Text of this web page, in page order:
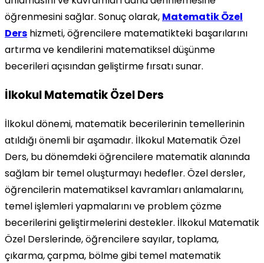
öğrenmesini sağlar. Sonuç olarak, Matematik Özel
Ders hizmeti, öğrencilere matematikteki başarılarını
artırma ve kendilerini matematiksel düşünme
becerileri açısından geliştirme fırsatı sunar.
İlkokul Matematik Özel Ders
İlkokul dönemi, matematik becerilerinin temellerinin
atıldığı önemli bir aşamadır. İlkokul Matematik Özel
Ders, bu dönemdeki öğrencilere matematik alanında
sağlam bir temel oluşturmayı hedefler. Özel dersler,
öğrencilerin matematiksel kavramları anlamalarını,
temel işlemleri yapmalarını ve problem çözme
becerilerini geliştirmelerini destekler. İlkokul Matematik
Özel Derslerinde, öğrencilere sayılar, toplama,
çıkarma, çarpma, bölme gibi temel matematik